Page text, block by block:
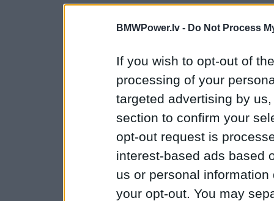
BMWPower.lv - Do Not Process
If you wish to opt-out of
processing of your
targeted advertising by
section to confirm your
opt-out request is
interest-based ads based
us or personal
your opt-out. You may